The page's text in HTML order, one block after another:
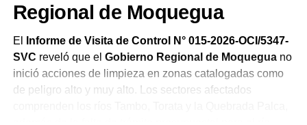
Regional de Moquegua
El
Informe de Visita de Control N° 015-2026-OCI/5347-
SVC reveló que el Gobierno Regional de Moqueguano
inició acciones de limpieza en zonas catalogadas como
de peligro alto y muy alto. Los sectores afectados